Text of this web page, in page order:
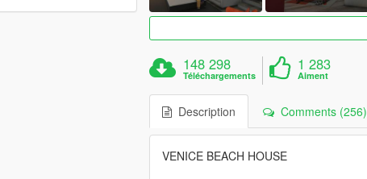
148 298
Téléchargements
1 283
Aiment
Description Comments (256)
VENICE BEACH HOUSE